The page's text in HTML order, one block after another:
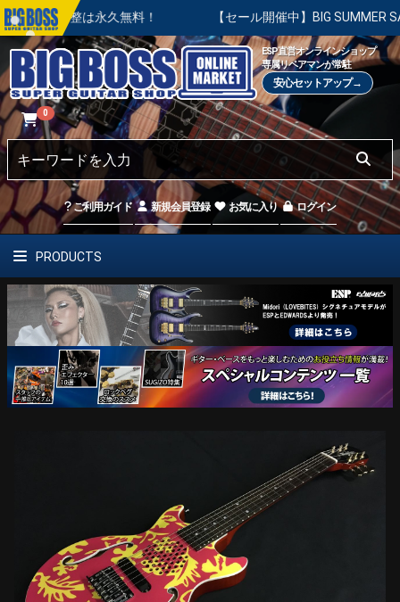
整は永久無料！ 【セール開催中】BIG SUMMER SALE | 対
ESP直営オンラインショップ
専属リペアマンが常駐
安心セットアップ→
0
ご利用ガイド 新規会員登録 お気に入り ログイン
PRODUCTS